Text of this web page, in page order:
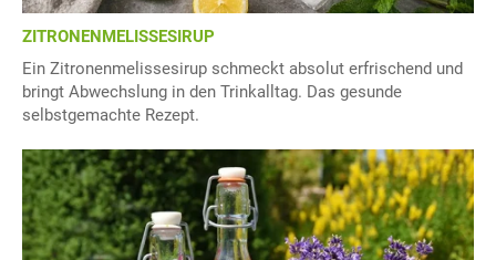
ZITRONENMELISSESIRUP
Ein Zitronenmelissesirup schmeckt absolut erfrischend und
bringt Abwechslung in den Trinkalltag. Das gesunde
selbstgemachte Rezept.